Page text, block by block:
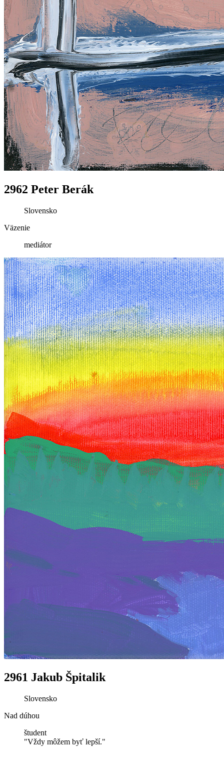
2962 Peter Berák
Slovensko
Väzenie
mediátor
2961 Jakub Špitalik
Slovensko
Nad dúhou
študent
"Vždy môžem byť lepší."